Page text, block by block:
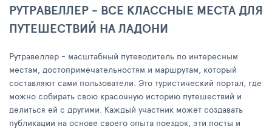
РУТРАВЕЛЛЕР - ВСЕ КЛАССНЫЕ МЕСТА ДЛЯ
ПУТЕШЕСТВИЙ НА ЛАДОНИ
Рутравеллер - масштабный путеводитель по интересным
местам, достопримечательностям и маршрутам, который
составляют сами пользователи. Это туристический портал, где
можно собирать свою красочную историю путешествий и
делиться ей с другими. Каждый участник может создавать
публикации на основе своего опыта поездок, эти посты и